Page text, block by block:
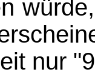
nur